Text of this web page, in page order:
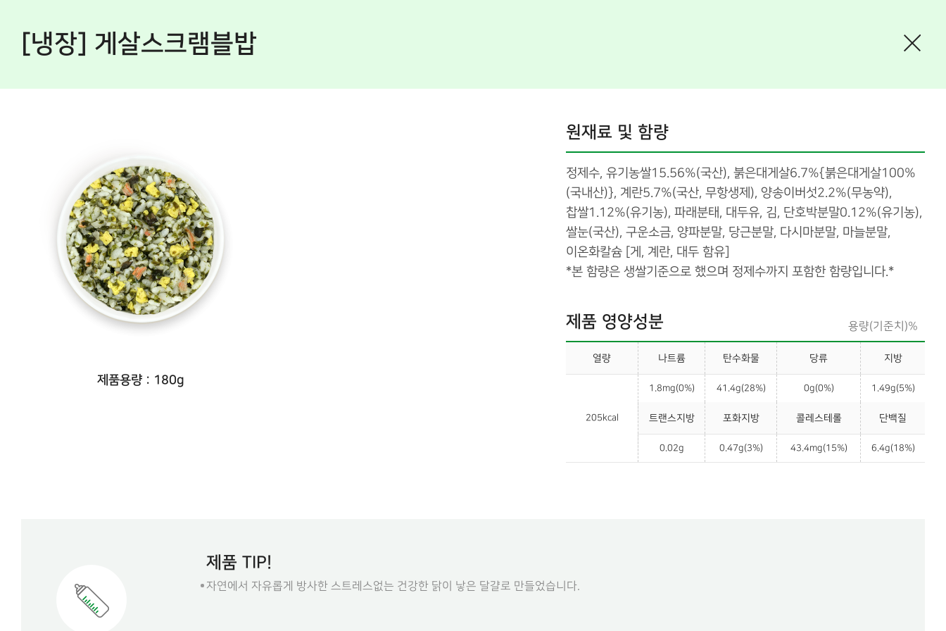
[냉장] 게살스크램블밥
제품용량 : 180g
원재료 및 함량
정제수, 유기농쌀15.56%(국산), 붉은대게살6.7%{붉은대게살100%
(국내산)}, 계란5.7%(국산, 무항생제), 양송이버섯2.2%(무농약),
찹쌀1.12%(유기농), 파래분태, 대두유, 김, 단호박분말0.12%(유기농),
쌀눈(국산), 구운소금, 양파분말, 당근분말, 다시마분말, 마늘분말,
이온화칼슘 [게, 계란, 대두 함유]
*본 함량은 생쌀기준으로 했으며 정제수까지 포함한 함량입니다.*
제품 영양성분 용량(기준치)%
열량 나트륨 탄수화물 당류 지방
205kcal
1.8mg(0%) 41.4g(28%) 0g(0%) 1.49g(5%)
트랜스지방 포화지방 콜레스테롤 단백질
0.02g 0.47g(3%) 43.4mg(15%) 6.4g(18%)
제품 TIP!
자연에서 자유롭게 방사한 스트레스없는 건강한 닭이 낳은 달걀로 만들었습니다.